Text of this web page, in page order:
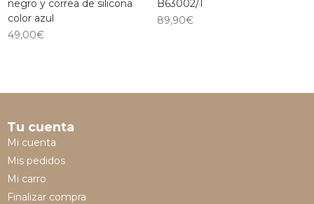
negro y correa de silicona
color azul
49,00€
B63002/1
89,90€
Tu cuenta
Mi cuenta
Mis pedidos
Mi carro
Finalizar compra